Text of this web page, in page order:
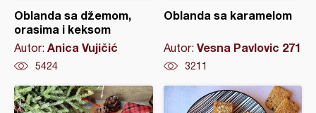
Oblanda sa džemom,
orasima i keksom
Autor: Anica Vujičić
5424
Oblanda sa karamelom
Autor: Vesna Pavlovic 271
3211